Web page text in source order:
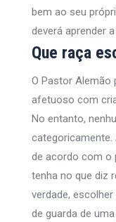
bem ao seu
deverá aprender
Que raça
O Pastor Alemão
afetuoso com
No entanto,
categoricamente.
de acordo com o
tenha no que diz
verdade,
de guarda de